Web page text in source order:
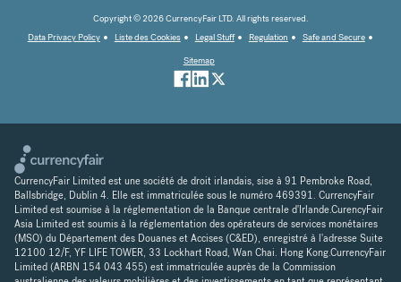
Copyright © 2026 CurrencyFair LTD. All rights reserved.
Data Privacy Policy
Liste des Cookies Legal Stuff Regulation
Safe and Secure
Sitemap
CurrencyFair Limited est une société de droit irlandais, sise à 91 Pembroke Road,
Ballsbridge, Dublin 4. Elle est immatriculée sous le numéro 469391. CurrencyFair
Limited est soumise à la réglementation de la Banque centrale d'Irlande.CurencyFair
Asia Limited est soumis à la réglementation des opérateurs de services monétaires
(MSO) du Département des Douanes et Accises (C&ED), enregistré à l'adresse Suite
12100 12/F, YF LIFE TOWER, 33 Lockhart Road, Wan Chai. Hong Kong.CurrencyFair
Limited (ARBN 154 043 455) est immatriculée auprès de la Commission